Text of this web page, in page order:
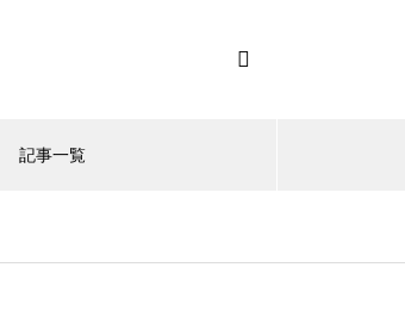
記事一覧